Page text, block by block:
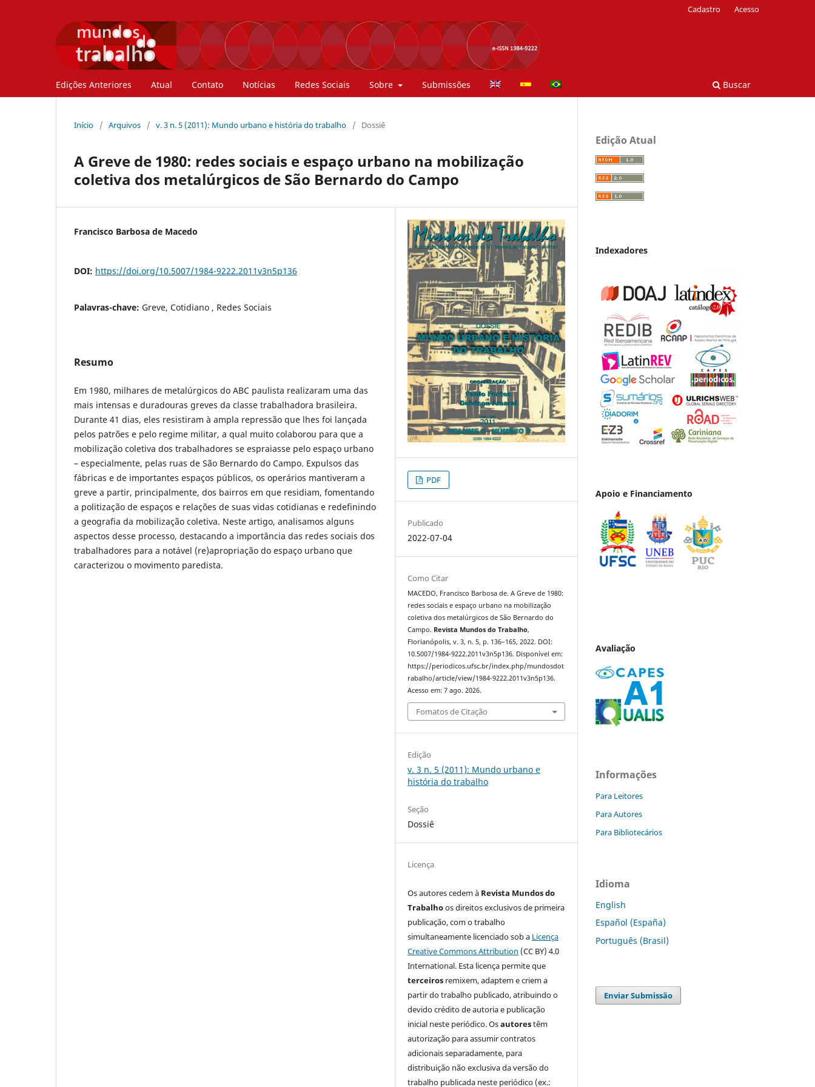
Edições Anteriores Atual Contato Notícias Redes Sociais Sobre Submissões Buscar
Cadastro Acesso
Início / Arquivos / v. 3 n. 5 (2011): Mundo urbano e história do trabalho / Dossiê
A Greve de 1980: redes sociais e espaço urbano na mobilização
coletiva dos metalúrgicos de São Bernardo do Campo
Francisco Barbosa de Macedo
DOI: https://doi.org/10.5007/1984-9222.2011v3n5p136
Palavras-chave: Greve, Cotidiano , Redes Sociais
Resumo
Em 1980, milhares de metalúrgicos do ABC paulista realizaram uma das
mais intensas e duradouras greves da classe trabalhadora brasileira.
Durante 41 dias, eles resistiram à ampla repressão que lhes foi lançada
pelos patrões e pelo regime militar, a qual muito colaborou para que a
mobilização coletiva dos trabalhadores se espraiasse pelo espaço urbano
– especialmente, pelas ruas de São Bernardo do Campo. Expulsos das
fábricas e de importantes espaços públicos, os operários mantiveram a
greve a partir, principalmente, dos bairros em que residiam, fomentando
a politização de espaços e relações de suas vidas cotidianas e redefinindo
a geografia da mobilização coletiva. Neste artigo, analisamos alguns
aspectos desse processo, destacando a importância das redes sociais dos
trabalhadores para a notável (re)apropriação do espaço urbano que
caracterizou o movimento paredista.
PDF
Publicado
2022-07-04
Como Citar
MACEDO, Francisco Barbosa de. A Greve de 1980:
redes sociais e espaço urbano na mobilização
coletiva dos metalúrgicos de São Bernardo do
Campo. Revista Mundos do Trabalho,
Florianópolis, v. 3, n. 5, p. 136–165, 2022. DOI:
10.5007/1984-9222.2011v3n5p136. Disponível em:
https://periodicos.ufsc.br/index.php/mundosdot
rabalho/article/view/1984-9222.2011v3n5p136.
Acesso em: 7 ago. 2026.
Fomatos de Citação
Edição
v. 3 n. 5 (2011): Mundo urbano e
história do trabalho
Seção
Dossiê
Licença
Os autores cedem à Revista Mundos do
Trabalhoos direitos exclusivos de primeira
publicação, com o trabalho
simultaneamente licenciado sob a Licença
Creative Commons Attribution (CC BY) 4.0
International. Esta licença permite que
terceiros remixem, adaptem e criem a
partir do trabalho publicado, atribuindo o
devido crédito de autoria e publicação
inicial neste periódico. Osautorestêm
autorização para assumir contratos
adicionais separadamente, para
distribuição não exclusiva da versão do
trabalho publicada neste periódico (ex.:
Edição Atual
Indexadores
Apoio e Financiamento
Avaliação
Informações
Para Leitores
Para Autores
Para Bibliotecários
Idioma
English
Español (España)
Português (Brasil)
Enviar Submissão